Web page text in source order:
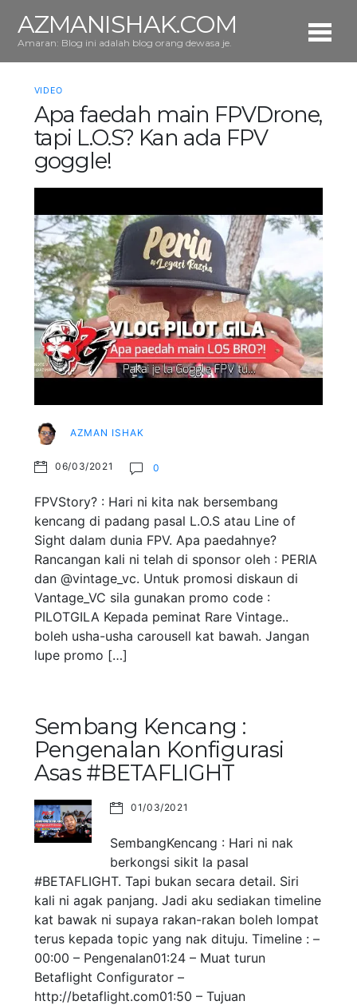
AZMANISHAK.COM
Amaran: Blog ini adalah blog orang dewasa je.
VIDEO
Apa faedah main FPVDrone,
tapi L.O.S? Kan ada FPV
goggle!
AZMAN ISHAK
06/03/2021 0
FPVStory? : Hari ni kita nak bersembang
kencang di padang pasal L.O.S atau Line of
Sight dalam dunia FPV. Apa paedahnye?
Rancangan kali ni telah di sponsor oleh : PERIA
dan @vintage_vc. Untuk promosi diskaun di
Vantage_VC sila gunakan promo code :
PILOTGILA Kepada peminat Rare Vintage..
boleh usha-usha carousell kat bawah. Jangan
lupe promo […]
Sembang Kencang :
Pengenalan Konfigurasi
Asas #BETAFLIGHT
01/03/2021
SembangKencang : Hari ni nak
berkongsi sikit la pasal
#BETAFLIGHT. Tapi bukan secara detail. Siri
kali ni agak panjang. Jadi aku sediakan timeline
kat bawak ni supaya rakan-rakan boleh lompat
terus kepada topic yang nak dituju. Timeline : –
00:00 – Pengenalan01:24 – Muat turun
Betaflight Configurator –
http://betaflight.com01:50 – Tujuan